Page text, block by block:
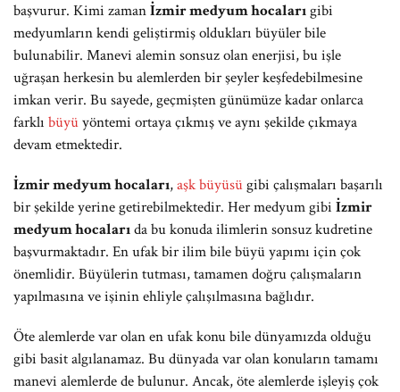
başvurur. Kimi zamanİzmir medyum hocalarıgibi
medyumların kendi geliştirmiş oldukları büyüler bile
bulunabilir. Manevi alemin sonsuz olan enerjisi, bu işle
uğraşan herkesin bu alemlerden bir şeyler keşfedebilmesine
imkan verir. Bu sayede, geçmişten günümüze kadar onlarca
farklı büyüyöntemi ortaya çıkmış ve aynı şekilde çıkmaya
devam etmektedir.
İzmir medyum hocaları,aşk büyüsügibi çalışmaları başarılı
bir şekilde yerine getirebilmektedir. Her medyum gibi İzmir
medyum hocalarıda bu konuda ilimlerin sonsuz kudretine
başvurmaktadır. En ufak bir ilim bile büyü yapımı için çok
önemlidir. Büyülerin tutması, tamamen doğru çalışmaların
yapılmasına ve işinin ehliyle çalışılmasına bağlıdır.
Öte alemlerde var olan en ufak konu bile dünyamızda olduğu
gibi basit algılanamaz. Bu dünyada var olan konuların tamamı
manevi alemlerde de bulunur. Ancak, öte alemlerde işleyiş çok